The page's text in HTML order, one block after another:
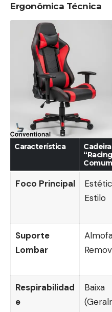
Ergonômica Técnica
Característica
Comum
Foco Principal
Estilo
Suporte
Lombar
Respirabilidad
e
Baixa